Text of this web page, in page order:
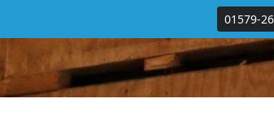
01579-